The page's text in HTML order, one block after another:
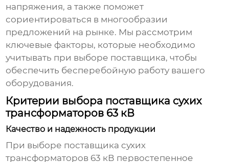
напряжения, а также поможет
сориентироваться в многообразии
предложений на рынке. Мы рассмотрим
ключевые факторы, которые необходимо
учитывать при выборе поставщика, чтобы
обеспечить бесперебойную работу вашего
оборудования.
Критерии выбора поставщика сухих
трансформаторов 63 кВ
Качество и надежность продукции
При выборе поставщика сухих
трансформаторов 63 кВ первостепенное